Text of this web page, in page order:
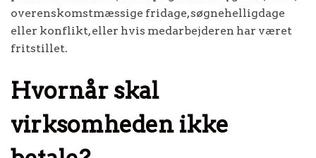
overenskomstmæssige fridage, søgnehelligdage
eller konflikt, eller hvis medarbejderen har været
fritstillet.
Hvornår skal
virksomheden ikke